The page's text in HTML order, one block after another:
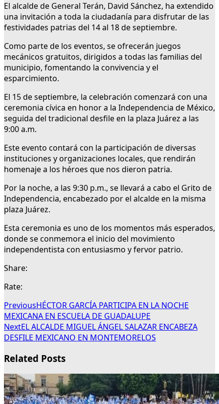
El alcalde de General Terán, David Sánchez, ha extendido
una invitación a toda la ciudadanía para disfrutar de las
festividades patrias del 14 al 18 de septiembre.
Como parte de los eventos, se ofrecerán juegos
mecánicos gratuitos, dirigidos a todas las familias del
municipio, fomentando la convivencia y el
esparcimiento.
El 15 de septiembre, la celebración comenzará con una
ceremonia cívica en honor a la Independencia de México,
seguida del tradicional desfile en la plaza Juárez a las
9:00 a.m.
Este evento contará con la participación de diversas
instituciones y organizaciones locales, que rendirán
homenaje a los héroes que nos dieron patria.
Por la noche, a las 9:30 p.m., se llevará a cabo el Grito de
Independencia, encabezado por el alcalde en la misma
plaza Juárez.
Esta ceremonia es uno de los momentos más esperados,
donde se conmemora el inicio del movimiento
independentista con entusiasmo y fervor patrio.
Share:
Rate:
PreviousHÉCTOR GARCÍA PARTICIPA EN LA NOCHE
MEXICANA EN ESCUELA DE GUADALUPE
NextEL ALCALDE MIGUEL ÁNGEL SALAZAR ENCABEZA
DESFILE MEXICANO EN MONTEMORELOS
Related Posts